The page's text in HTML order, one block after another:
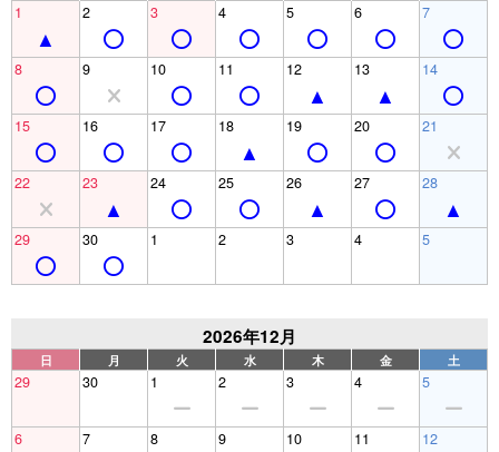
1 2 3 4 5 6 7
8 9 10 11 12 13 14
15 16 17 18 19 20 21
22 23 24 25 26 27 28
29 30 1 2 3 4 5
2026年12月
日 月 火 水 木 金 土
29 30 1 2 3 4 5
6 7 8 9 10 11 12